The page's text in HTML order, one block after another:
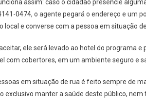
Acolhimento
De
Pessoas
Dormem
Nas
Durante
O
assim: caso o cidadão presencie
0474, o agente pegará o endereço e um
local e converse com a pessoa em situação
ele será levado ao hotel do programa
com cobertores, em um ambiente seguro e
em situação de rua é feito sempre de
exclusivo manter a saúde deste público,